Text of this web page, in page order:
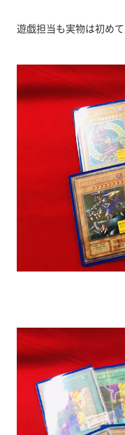
遊戯担当も実物は初め